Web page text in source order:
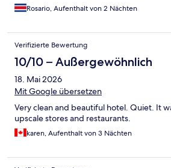
Rosario, Aufenthalt von 2 Nächten
Verifizierte Bewertung
10/10 – Außergewöhnlich
18. Mai 2026
Mit Google übersetzen
Very clean and beautiful hotel. Quiet. It
upscale stores and restaurants.
karen, Aufenthalt von 3 Nächten